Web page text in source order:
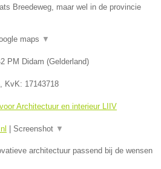
Breedeweg, maar wel in de provincie
maps ▼
PM Didam (Gelderland)
, KvK: 17143718
Architectuur en interieur LIIV
Screenshot ▼
architectuur passend bij de wensen